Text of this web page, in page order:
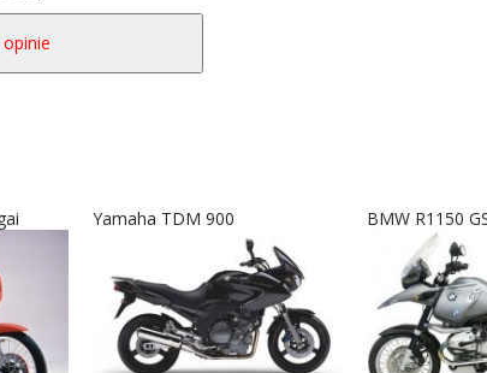
Yamaha TDM 900 BMW R1150